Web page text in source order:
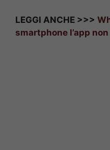
LEGGI ANCHE >>>
smartphone l’app